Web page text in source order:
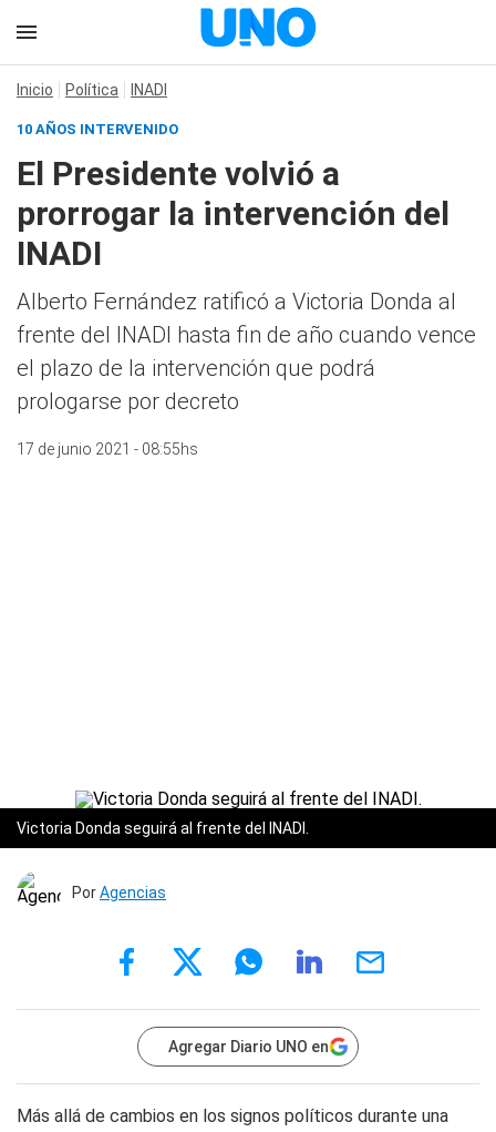
Inicio Política INADI
10 AÑOS INTERVENIDO
El Presidente volvió a
prorrogar la intervención del
INADI
Alberto Fernández ratificó a Victoria Donda al
frente del INADI hasta fin de año cuando vence
el plazo de la intervención que podrá
prologarse por decreto
17 de junio 2021 - 08:55hs
Victoria Donda seguirá al frente del INADI.
PorAgencias
Agregar Diario UNO en
Más allá de cambios en los signos políticos durante una